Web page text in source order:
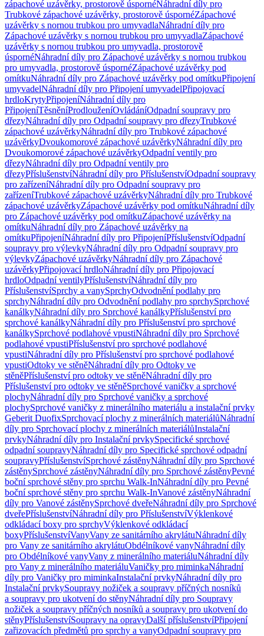
zápachové uzávěrky, prostorově úspornéNáhradní díly pro
Trubkové zápachové uzávěrky, prostorově úspornéZápachové
uzávěrky s nornou trubkou pro umyvadlaNáhradní díly pro
Zápachové uzávěrky s nornou trubkou pro umyvadlaZápachové
uzávěrky s nornou trubkou pro umyvadla, prostorově
úspornéNáhradní díly pro Zápachové uzávěrky s nornou trubkou
pro umyvadla, prostorově úspornéZápachové uzávěrky pod
omítkuNáhradní díly pro Zápachové uzávěrky pod omítkuPřipojení
umyvadelNáhradní díly pro Připojení umyvadelPřipojovací
hrdloKrytyPřipojeníNáhradní díly pro
PřipojeníTěsněníProdlouženíOvládáníOdpadní soupravy pro
dřezyNáhradní díly pro Odpadní soupravy pro dřezyTrubkové
zápachové uzávěrkyNáhradní díly pro Trubkové zápachové
uzávěrkyDvoukomorové zápachové uzávěrkyNáhradní díly pro
Dvoukomorové zápachové uzávěrkyOdpadní ventily pro
dřezyNáhradní díly pro Odpadní ventily pro
dřezyPříslušenstvíNáhradní díly pro PříslušenstvíOdpadní soupravy
pro zařízeníNáhradní díly pro Odpadní soupravy pro
zařízeníTrubkové zápachové uzávěrkyNáhradní díly pro Trubkové
zápachové uzávěrkyZápachové uzávěrky pod omítkuNáhradní díly
pro Zápachové uzávěrky pod omítkuZápachové uzávěrky na
omítkuNáhradní díly pro Zápachové uzávěrky na
omítkuPřipojeníNáhradní díly pro PřipojeníPříslušenstvíOdpadní
soupravy pro výlevkyNáhradní díly pro Odpadní soupravy pro
výlevkyZápachové uzávěrkyNáhradní díly pro Zápachové
uzávěrkyPřipojovací hrdloNáhradní díly pro Připojovací
hrdloOdpadní ventilyPříslušenstvíNáhradní díly pro
PříslušenstvíSprchy a vanySprchyOdvodnění podlahy pro
sprchyNáhradní díly pro Odvodnění podlahy pro sprchySprchové
kanálkyNáhradní díly pro Sprchové kanálkyPříslušenství pro
sprchové kanálkyNáhradní díly pro Příslušenství pro sprchové
kanálkySprchové podlahové vpustiNáhradní díly pro Sprchové
podlahové vpustiPříslušenství pro sprchové podlahové
vpustiNáhradní díly pro Příslušenství pro sprchové podlahové
vpustiOdtoky ve stěněNáhradní díly pro Odtoky ve
stěněPříslušenství pro odtoky ve stěněNáhradní díly pro
Příslušenství pro odtoky ve stěněSprchové vaničky a sprchové
plochyNáhradní díly pro Sprchové vaničky a sprchové
plochySprchové vaničky z minerálního materiálu a instalační prvky
Geberit DuofixSprchovací plochy z minerálních materiálůNáhradní
díly pro Sprchovací plochy z minerálních materiálůInstalační
prvkyNáhradní díly pro Instalační prvkySpecifické sprchové
odpadní soupravyNáhradní díly pro Specifické sprchové odpadní
soupravyPříslušenstvíSprchové zástěnyNáhradní díly pro Sprchové
zástěnySprchové zástěnyNáhradní díly pro Sprchové zástěnyPevné
boční sprchové stěny pro sprchu Walk-InNáhradní díly pro Pevné
boční sprchové stěny pro sprchu Walk-InVanové zástěnyNáhradní
díly pro Vanové zástěnySprchové dveřeNáhradní díly pro Sprchové
dveřePříslušenstvíNáhradní díly pro PříslušenstvíVýklenkové
odkládací boxy pro sprchyVýklenkové odkládací
boxyPříslušenstvíVanyVany ze sanitárního akrylátuNáhradní díly
pro Vany ze sanitárního akrylátuObdélníkové vanyNáhradní díly
pro Obdélníkové vanyVany z minerálního materiáluNáhradní díly
pro Vany z minerálního materiáluVaničky pro miminkaNáhradní
díly pro Vaničky pro miminkaInstalační prvkyNáhradní díly pro
Instalační prvkySoupravy nožiček a soupravy příčných nosníků
a soupravy pro ukotvení do stěnyNáhradní díly pro Soupravy
nožiček a soupravy příčných nosníků a soupravy pro ukotvení do
stěnyPříslušenstvíSoupravy na opravyDalší příslušenstvíPřipojení
zařizovacích předmětů pro sprchy a vanyOdpadní soupravy pro